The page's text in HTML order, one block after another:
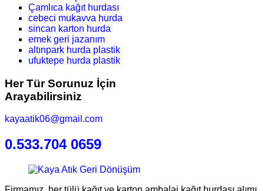
Çamlıca kağıt hurdası
cebeci mukavva hurda
sincan karton hurda
emek geri jazanım
altınpark hurda plastik
ufuktepe hurda plastik
Her Tür Sorunuz İçin
Arayabilirsiniz
kayaatik06@gmail.com
0.533.704 0659